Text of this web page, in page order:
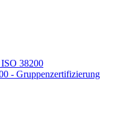
38200
- Gruppenzertifizierung